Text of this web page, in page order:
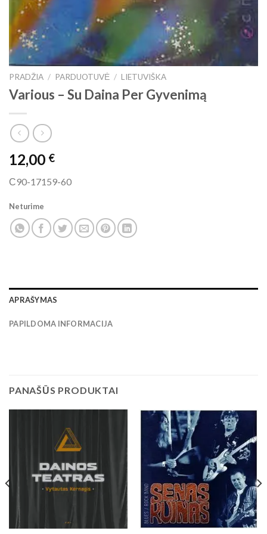
PRADŽIA / PARDUOTUVĖ / LIETUVIŠKA
Various ‎– Su Daina Per Gyvenimą
12,00 €
С90-17159-60
Neturime
APRAŠYMAS
PAPILDOMA INFORMACIJA
PANAŠŪS PRODUKTAI